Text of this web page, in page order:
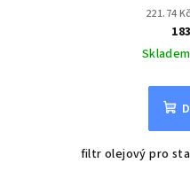
221.74
filtr olejový pro